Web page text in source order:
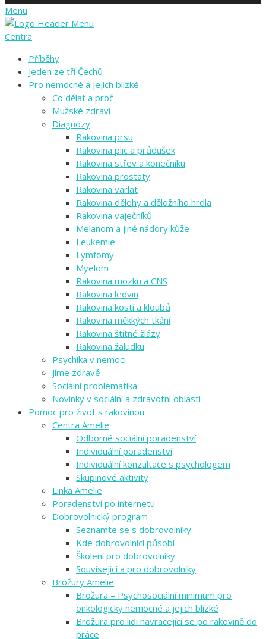
Menu
Centra
Příběhy
Jeden ze tří Čechů
Pro nemocné a jejich blízké
Co dělat a proč
Mužské zdraví
Diagnózy
Rakovina prsu
Rakovina plic a průdušek
Rakovina střev a konečníku
Rakovina prostaty
Rakovina varlat
Rakovina dělohy a děložního hrdla
Rakovina vaječníků
Melanom a jiné nádory kůže
Leukemie
Lymfomy
Myelom
Rakovina mozku a CNS
Rakovina ledvin
Rakovina kostí a kloubů
Rakovina měkkých tkání
Rakovina štítné žlázy
Rakovina žaludku
Psychika v nemoci
Jíme zdravě
Sociální problematika
Novinky v sociální a zdravotní oblasti
Pomoc pro život s rakovinou
Centra Amelie
Odborné sociální poradenství
Individuální poradenství
Individuální konzultace s psychologem
Skupinové aktivity
Linka Amelie
Poradenství po internetu
Dobrovolnický program
Seznamte se s dobrovolníky
Kde dobrovolníci působí
Školení pro dobrovolníky
Související a pro dobrovolníky
Brožury Amelie
Brožura – Psychosociální minimum pro
onkologicky nemocné a jejich blízké
Brožura pro lidi navracející se po rakovině do
práce